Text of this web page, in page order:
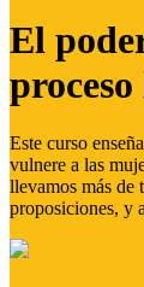
El
Este curso
vulnere a las
llevamos más de
proposiciones, y